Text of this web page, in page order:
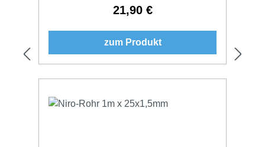
Regulärer Preis:
21,90 €
zum Produkt